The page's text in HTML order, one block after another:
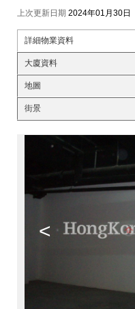
上次更新日期 2024年01月30日
詳細物業資料
大廈資料
地圖
街景
<